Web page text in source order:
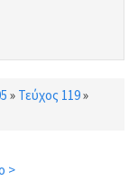
» Τεύχος 119»
>